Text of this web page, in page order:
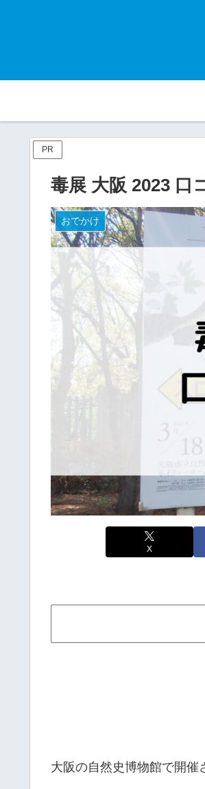
PR
毒展 大阪 2023 口
おでかけ
X
大阪の自然史博物館で開催